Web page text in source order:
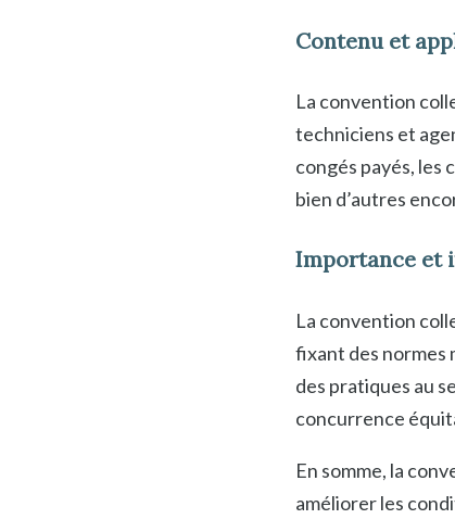
Contenu et
La convention
techniciens et
congés payés, les
bien d’autres
Importance et
La convention
fixant des normes
des pratiques au
concurrence
En somme, la
améliorer les